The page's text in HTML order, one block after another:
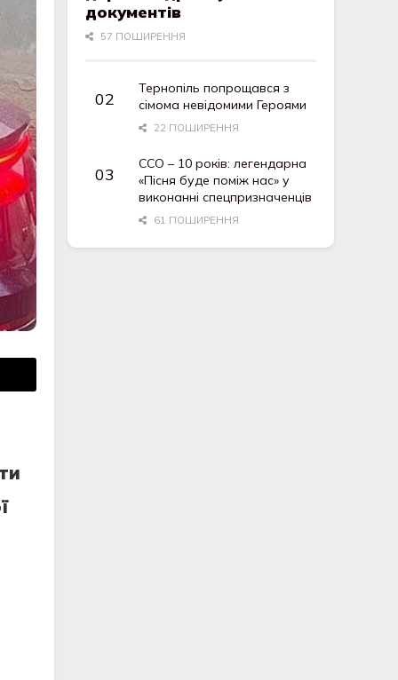
документів
57 ПОШИРЕННЯ
Тернопіль попрощався з
сімома невідомими Героями
22 ПОШИРЕННЯ
ССО – 10 років: легендарна
«Пісня буде поміж нас» у
виконанні спецпризначенців
61 ПОШИРЕННЯ